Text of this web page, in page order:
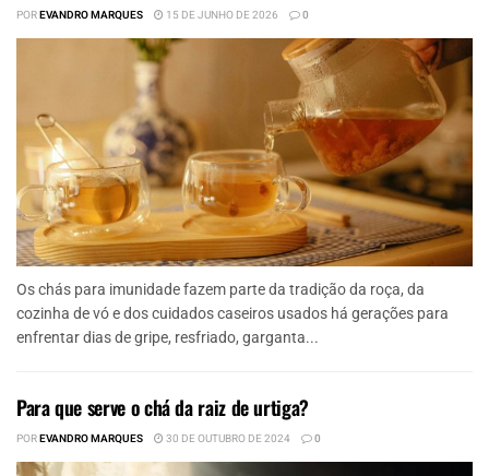
POREVANDRO MARQUES 15 DE JUNHO DE 2026 0
Os chás para imunidade fazem parte da tradição da roça, da
cozinha de vó e dos cuidados caseiros usados há gerações para
enfrentar dias de gripe, resfriado, garganta...
Para que serve o chá da raiz de urtiga?
POREVANDRO MARQUES 30 DE OUTUBRO DE 2024 0